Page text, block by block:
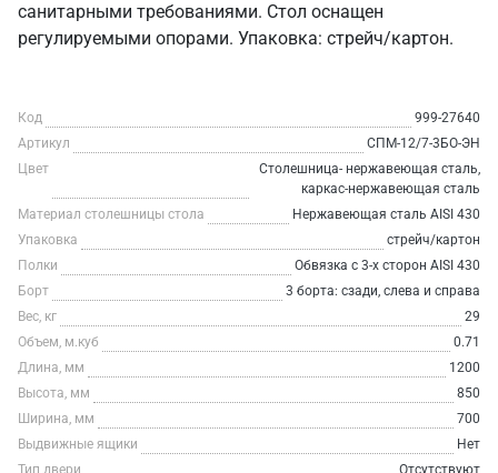
санитарными требованиями. Стол оснащен
регулируемыми опорами. Упаковка: стрейч/картон.
Код
999-27640
Артикул
СПМ-12/7-3БО-ЭН
Цвет
Столешница- нержавеющая сталь,
каркас-нержавеющая сталь
Материал столешницы стола
Нержавеющая сталь AISI 430
Упаковка
стрейч/картон
Полки
Обвязка с 3-х сторон AISI 430
Борт
3 борта: сзади, слева и справа
Вес, кг
29
Объем, м.куб
0.71
Длина, мм
1200
Высота, мм
850
Ширина, мм
700
Выдвижные ящики
Нет
Тип двери
Отсутствуют